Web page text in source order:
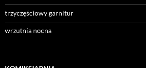
trzyczęściowy garnitur
wrzutnia nocna